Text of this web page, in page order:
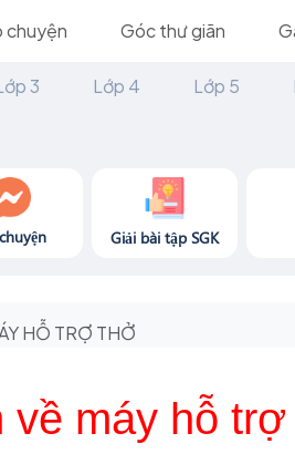
chuyện Góc thư giãn
3 Lớp 4 Lớp 5
Giải bài tập SGK
HỖ TRỢ THỞ
về máy hỗ